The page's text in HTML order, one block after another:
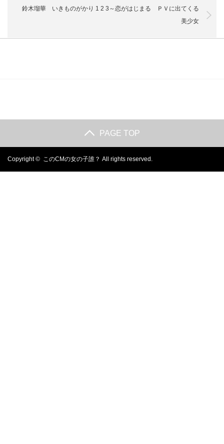
鈴木瑠華 いきものがかり 1 2 3～恋がはじまる ＰＶに出てくる
美少女
PAGE TOP
Copyright © このCMの女の子誰？ All rights reserved.